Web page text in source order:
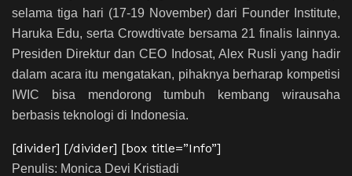
selama tiga hari (17-19 November) dari Founder Institute,
Haruka Edu, serta Crowdtivate bersama 21 finalis lainnya.
Presiden Direktur dan CEO Indosat, Alex Rusli yang hadir
dalam acara itu mengatakan, pihaknya berharap kompetisi
IWIC bisa mendorong tumbuh kembang wirausaha
berbasis teknologi di Indonesia.
[divider] [/divider] [box title=”Info”]
Penulis: Monica Devi Kristiadi